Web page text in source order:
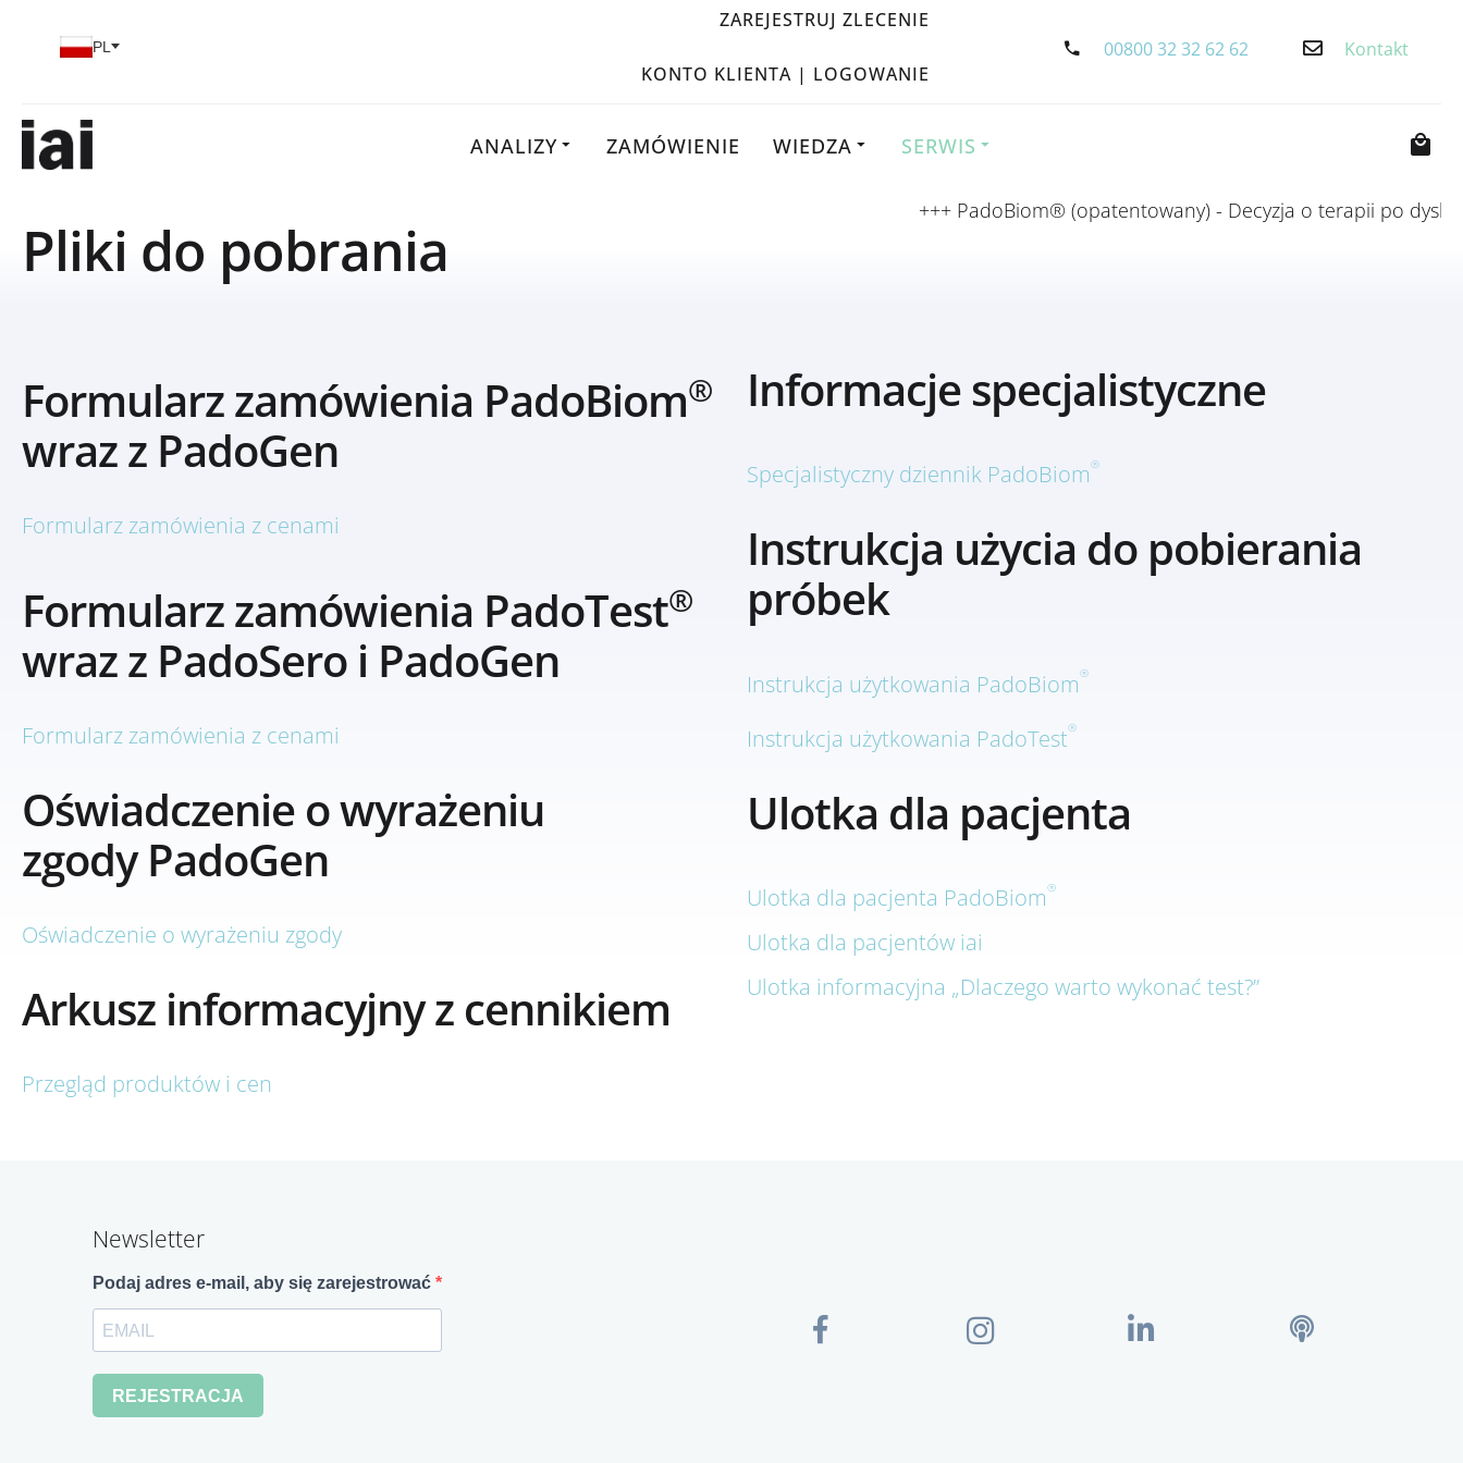
Wybierz swój język
PL
ZAREJESTRUJ ZLECENIE
KONTO KLIENTA | LOGOWANIE
00800 32 32 62 62 Kontakt
ANALIZY ZAMÓWIENIE WIEDZA SERWIS
+++ PadoBiom® (opatentowany) - Decyzja o terapii po
Pliki do pobrania
Formularz zamówienia PadoBiom®
wraz z PadoGen
Formularz zamówienia z cenami
Formularz zamówienia PadoTest®
wraz z PadoSero i PadoGen
Formularz zamówienia z cenami
Oświadczenie o wyrażeniu
zgody PadoGen
Oświadczenie o wyrażeniu zgody
Arkusz informacyjny z cennikiem
Przegląd produktów i cen
Informacje specjalistyczne
Specjalistyczny dziennik PadoBiom®
Instrukcja użycia do pobierania
próbek
Instrukcja użytkowania PadoBiom®
Instrukcja użytkowania PadoTest®
Ulotka dla pacjenta
Ulotka dla pacjenta PadoBiom®
Ulotka dla pacjentów iai
Ulotka informacyjna „Dlaczego warto wykonać test?”
Newsletter
Podaj adres e-mail, aby się zarejestrować
REJESTRACJA